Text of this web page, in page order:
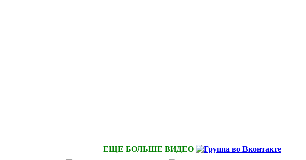
ЕЩЕ БОЛЬШЕ ВИДЕО